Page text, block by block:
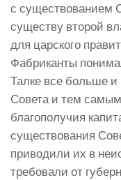
с существованием
существу второй
для царского
Фабриканты
Талке все больше
Совета и тем
благополучия
существования
приводили их в
требовали от